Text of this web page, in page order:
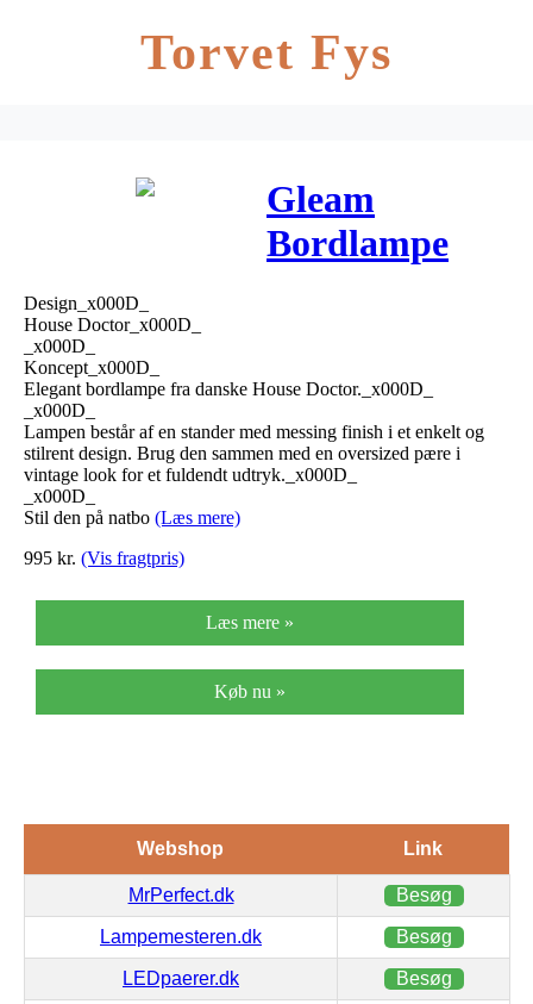
Torvet Fys
Gleam
Bordlampe
Doctor
Design_x000D_
House Doctor_x000D_
_x000D_
Koncept_x000D_
Elegant bordlampe fra danske House Doctor._x000D_
_x000D_
Lampen består af en stander med messing finish i et enkelt og
stilrent design. Brug den sammen med en oversized pære i
vintage look for et fuldendt udtryk._x000D_
_x000D_
Stil den på natbo (Læs mere)
995 kr. (Vis fragtpris)
Læs mere »
Køb nu »
Webshop Link
MrPerfect.dk Besøg
Lampemesteren.dk Besøg
LEDpaerer.dk Besøg